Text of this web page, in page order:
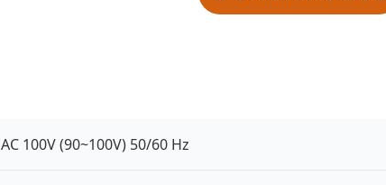
AC 100V (90~100V) 50/60 Hz